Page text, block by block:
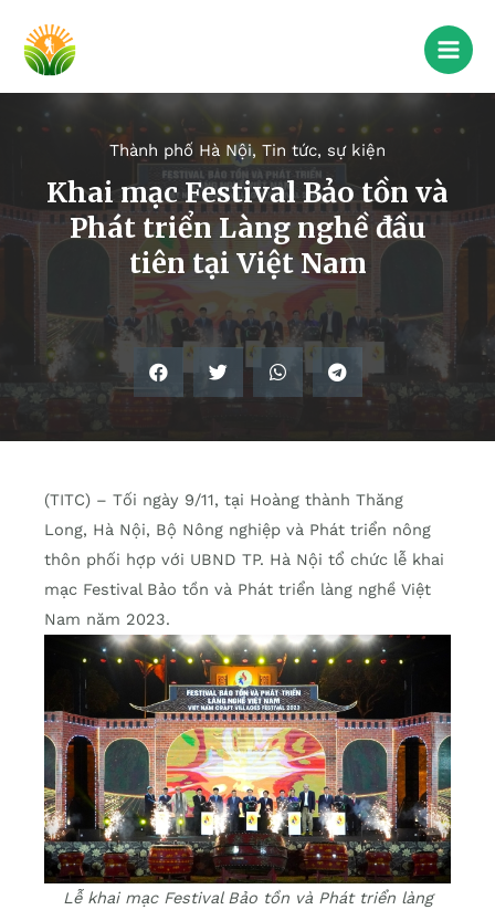
Thành phố Hà Nội, Tin tức, sự kiện
Khai mạc Festival Bảo tồn và
Phát triển Làng nghề đầu
tiên tại Việt Nam
(TITC) – Tối ngày 9/11, tại Hoàng thành Thăng
Long, Hà Nội, Bộ Nông nghiệp và Phát triển nông
thôn phối hợp với UBND TP. Hà Nội tổ chức lễ khai
mạc Festival Bảo tồn và Phát triển làng nghề Việt
Nam năm 2023.
Lễ khai mạc Festival Bảo tồn và Phát triển làng